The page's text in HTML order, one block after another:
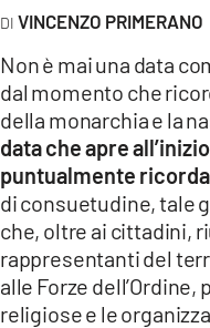
LACPLAY.IT
LACTV.IT
LACONAIR.IT
LACITYMAG.IT
ILREGGINO.IT
COSENZACHANNEL.IT
ILVIBONESE.IT
VINCENZO PRIMERANO
Non è mai una data
dal momento che
della monarchia e la
data che apre
puntualmente
di consuetudine, tale
che, oltre ai cittadini,
rappresentanti del
alle Forze
religiose e le